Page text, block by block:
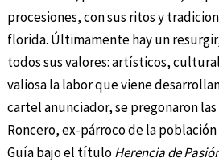
procesiones, con sus ritos y
florida. Últimamente hay un
todos sus valores: artísticos,
valiosa la labor que viene
cartel anunciador, se pregonaron
Roncero, ex-párroco de la
Guía bajo el títuloHerencia de